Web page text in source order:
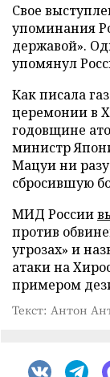
Свое
упоминания
державой».
упомянул
Как писала
церемонии в
годовщине
министр
Мацуи ни разу
сбросившую
МИД России
против
угрозах» и
атаки на
примером
Текст: Антон